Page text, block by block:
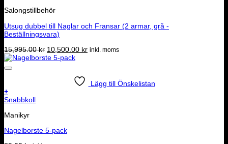
Salongstillbehör
Utsug dubbel till Naglar och Fransar (2 armar, grå -
Beställningsvara)
15,995.00kr Det
ursprungliga
15,995.00 kr.
10,500.00 krDet
10,500.00 kr.
inkl. moms
Lägg till Önskelistan
+
Snabbkoll
Manikyr
Nagelborste 5-pack